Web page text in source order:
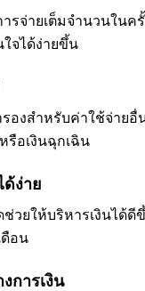
รจ่ายเต็มจำนวนในค
จได้ง่ายขึ้น
องสำหรับค่าใช้จ่ายอื่
รือเงินฉุกเฉิน
ด้ง่าย
ช่วยให้บริหารเงินได้ดี
ดือน
การเงิน